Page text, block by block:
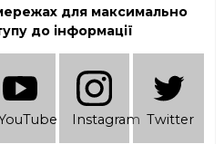
для максимально
до інформації
Instagram Twitter